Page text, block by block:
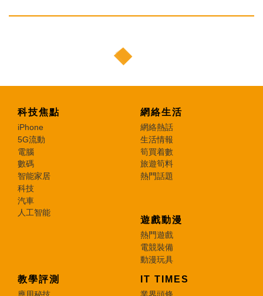
科技焦點
iPhone
5G流動
電腦
數碼
智能家居
科技
汽車
人工智能
網絡生活
網絡熱話
生活情報
筍買着數
旅遊筍料
熱門話題
遊戲動漫
熱門遊戲
電競裝備
動漫玩具
教學評測 IT TIMES